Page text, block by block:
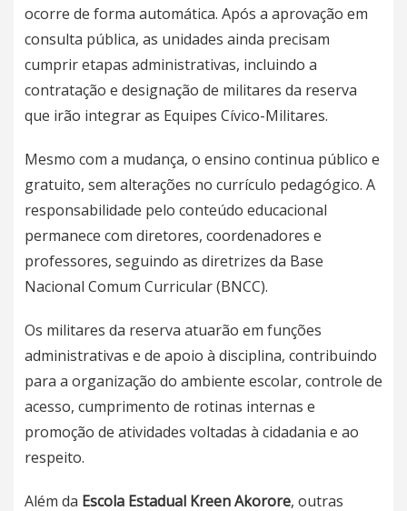
ocorre de forma automática. Após a aprovação em
consulta pública, as unidades ainda precisam
cumprir etapas administrativas, incluindo a
contratação e designação de militares da reserva
que irão integrar as Equipes Cívico-Militares.
Mesmo com a mudança, o ensino continua público e
gratuito, sem alterações no currículo pedagógico. A
responsabilidade pelo conteúdo educacional
permanece com diretores, coordenadores e
professores, seguindo as diretrizes da Base
Nacional Comum Curricular (BNCC).
Os militares da reserva atuarão em funções
administrativas e de apoio à disciplina, contribuindo
para a organização do ambiente escolar, controle de
acesso, cumprimento de rotinas internas e
promoção de atividades voltadas à cidadania e ao
respeito.
Além da Escola Estadual Kreen Akorore, outras